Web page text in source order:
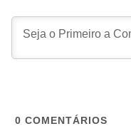
0 COMENTÁRIOS